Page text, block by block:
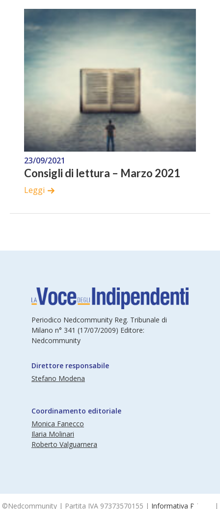
23/09/2021
Consigli di lettura – Marzo 2021
Leggi
Periodico Nedcommunity Reg. Tribunale di
Milano n° 341 (17/07/2009) Editore:
Nedcommunity
Direttore responsabile
Stefano Modena
Coordinamento editoriale
Monica Fanecco
Ilaria Molinari
Roberto Valguarnera
©Nedcommunity | Partita IVA 97373570155 | Informativa Privacy |